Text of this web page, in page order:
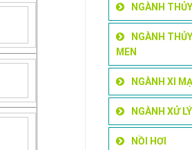
NGÀNH
NGÀNH
MEN
NGÀNH XI MẠ
NGÀNH XỬ
NỒI HƠI